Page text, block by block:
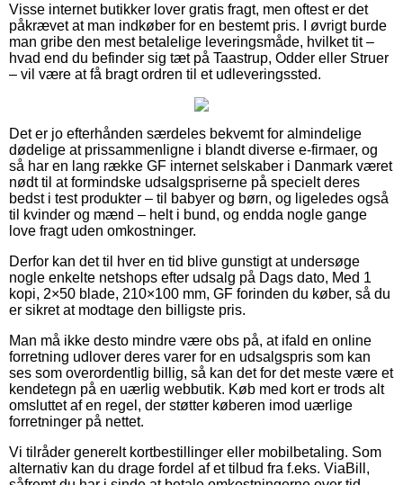
Visse internet butikker lover gratis fragt, men oftest er det
påkrævet at man indkøber for en bestemt pris. I øvrigt burde
man gribe den mest betalelige leveringsmåde, hvilket tit –
hvad end du befinder sig tæt på Taastrup, Odder eller Struer
– vil være at få bragt ordren til et udleveringssted.
Det er jo efterhånden særdeles bekvemt for almindelige
dødelige at prissammenligne i blandt diverse e-firmaer, og
så har en lang række GF internet selskaber i Danmark været
nødt til at formindske udsalgspriserne på specielt deres
bedst i test produkter – til babyer og børn, og ligeledes også
til kvinder og mænd – helt i bund, og endda nogle gange
love fragt uden omkostninger.
Derfor kan det til hver en tid blive gunstigt at undersøge
nogle enkelte netshops efter udsalg på Dags dato, Med 1
kopi, 2×50 blade, 210×100 mm, GF forinden du køber, så du
er sikret at modtage den billigste pris.
Man må ikke desto mindre være obs på, at ifald en online
forretning udlover deres varer for en udsalgspris som kan
ses som overordentlig billig, så kan det for det meste være et
kendetegn på en uærlig webbutik. Køb med kort er trods alt
omsluttet af en regel, der støtter køberen imod uærlige
forretninger på nettet.
Vi tilråder generelt kortbestillinger eller mobilbetaling. Som
alternativ kan du drage fordel af et tilbud fra f.eks. ViaBill,